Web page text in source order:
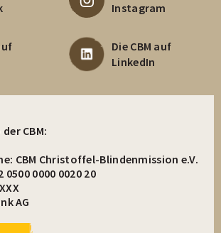
Instagram
Die CBM auf
LinkedIn
CBM:
CBM Christoffel-Blindenmission e.V.
0500 0000 0020 20
AG